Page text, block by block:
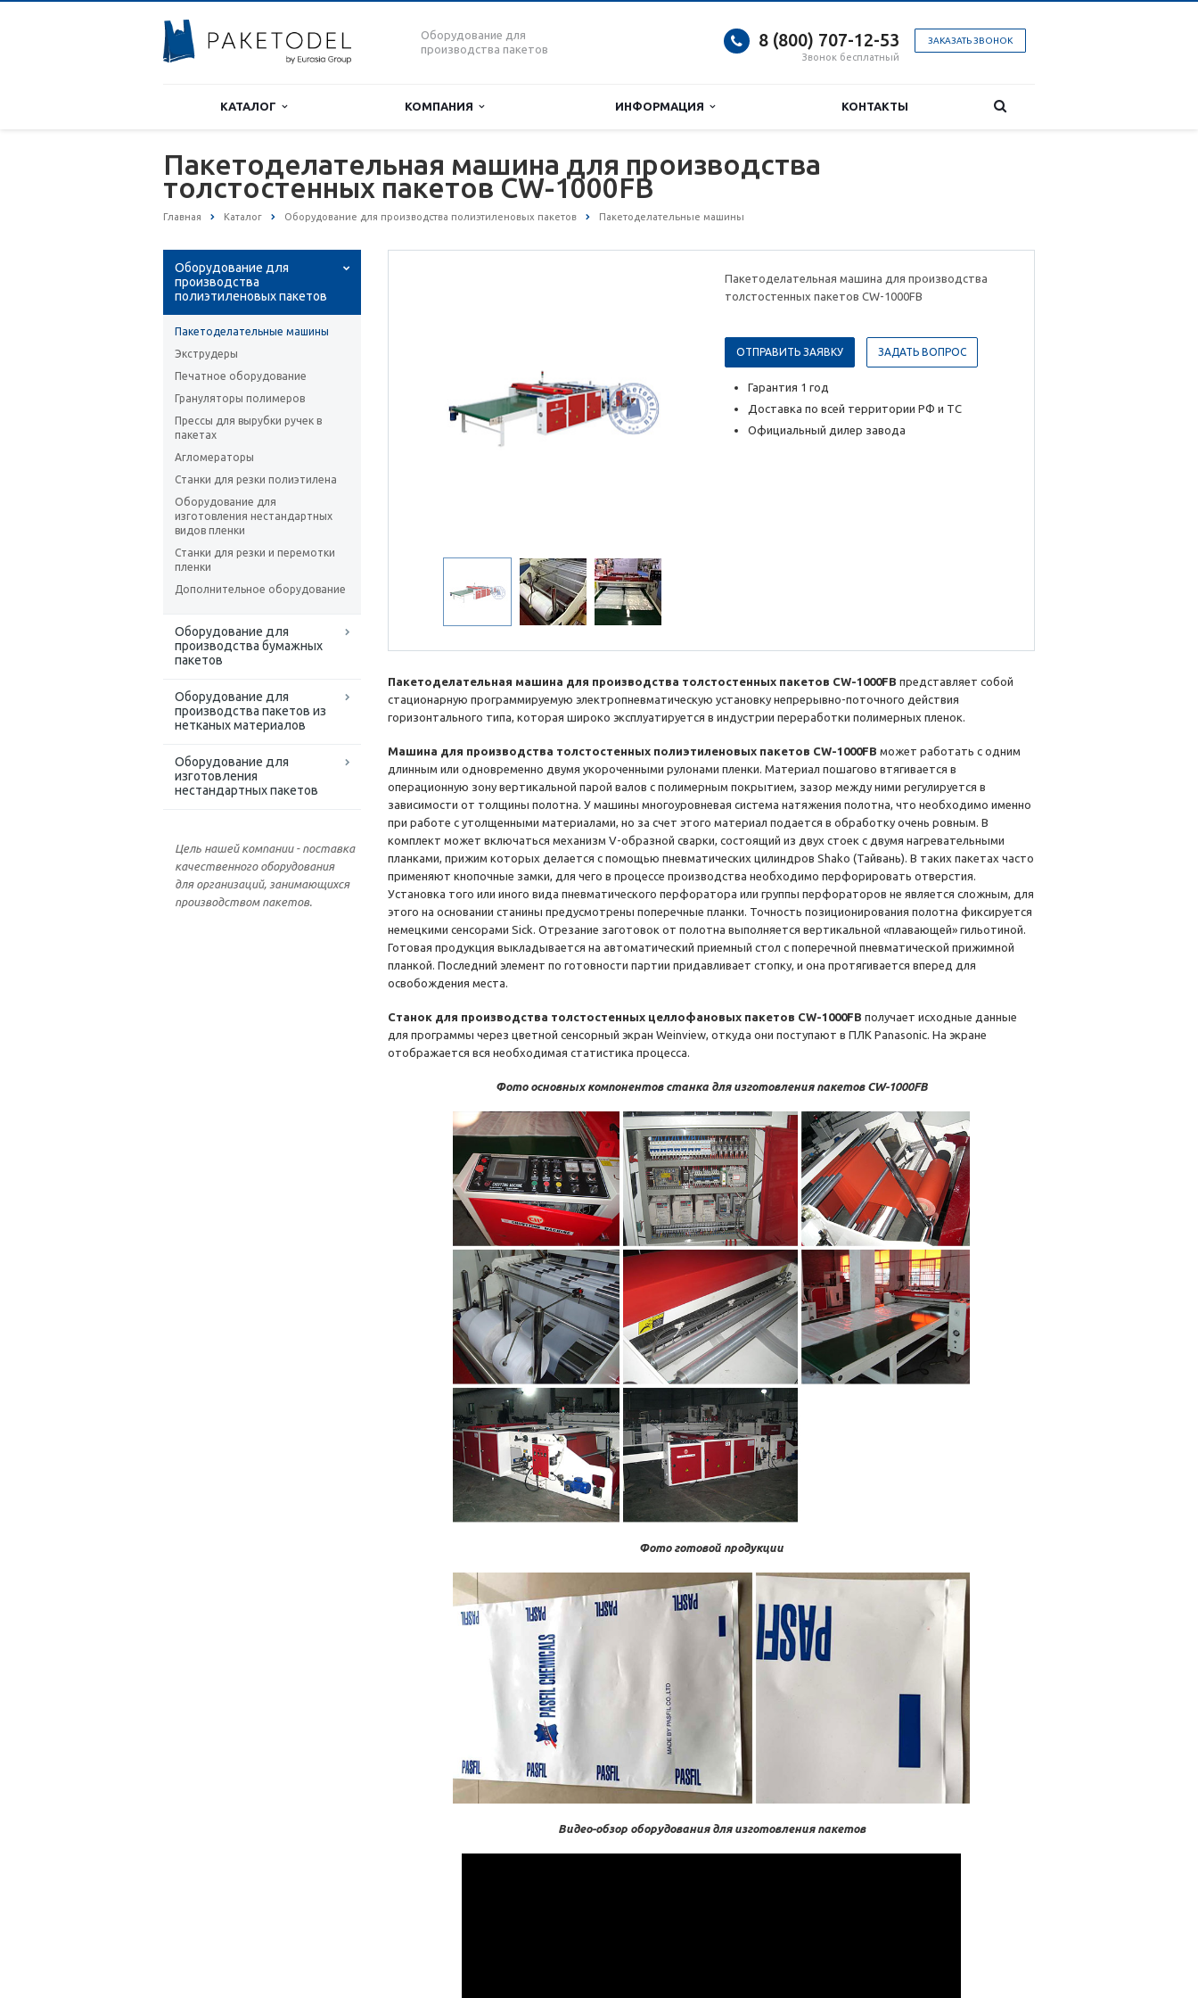
Оборудование для
производства пакетов
ЗАКАЗАТЬ ЗВОНОК
8 (800) 707-12-53
Звонок бесплатный
КАТАЛОГ КОМПАНИЯ ИНФОРМАЦИЯ КОНТАКТЫ
Пакетоделательная машина для производства
толстостенных пакетов CW-1000FB
Главная Каталог Оборудование для производства полиэтиленовых пакетов Пакетоделательные машины
Оборудование для
производства
полиэтиленовых пакетов
Пакетоделательные машины
Экструдеры
Печатное оборудование
Грануляторы полимеров
Прессы для вырубки ручек в
пакетах
Агломераторы
Станки для резки полиэтилена
Оборудование для
изготовления нестандартных
видов пленки
Станки для резки и перемотки
пленки
Дополнительное оборудование
Оборудование для
производства бумажных
пакетов
Оборудование для
производства пакетов из
нетканых материалов
Оборудование для
изготовления
нестандартных пакетов
Цель нашей компании - поставка
качественного оборудования
для организаций, занимающихся
производством пакетов.
Пакетоделательная машина для производства
толстостенных пакетов CW-1000FB
ОТПРАВИТЬ ЗАЯВКУ ЗАДАТЬ ВОПРОС
Гарантия 1 год
Доставка по всей территории РФ и ТС
Официальный дилер завода
Пакетоделательная машина для производства толстостенных пакетов CW-1000FB представляет собой
стационарную программируемую электропневматическую установку непрерывно-поточного действия
горизонтального типа, которая широко эксплуатируется в индустрии переработки полимерных пленок.
Машина для производства толстостенных полиэтиленовых пакетов CW-1000FB может работать с одним
длинным или одновременно двумя укороченными рулонами пленки. Материал пошагово втягивается в
операционную зону вертикальной парой валов с полимерным покрытием, зазор между ними регулируется в
зависимости от толщины полотна. У машины многоуровневая система натяжения полотна, что необходимо именно
при работе с утолщенными материалами, но за счет этого материал подается в обработку очень ровным. В
комплект может включаться механизм V-образной сварки, состоящий из двух стоек с двумя нагревательными
планками, прижим которых делается с помощью пневматических цилиндров Shako (Тайвань). В таких пакетах часто
применяют кнопочные замки, для чего в процессе производства необходимо перфорировать отверстия.
Установка того или иного вида пневматического перфоратора или группы перфораторов не является сложным, для
этого на основании станины предусмотрены поперечные планки. Точность позиционирования полотна фиксируется
немецкими сенсорами Sick. Отрезание заготовок от полотна выполняется вертикальной «плавающей» гильотиной.
Готовая продукция выкладывается на автоматический приемный стол с поперечной пневматической прижимной
планкой. Последний элемент по готовности партии придавливает стопку, и она протягивается вперед для
освобождения места.
Станок для производства толстостенных целлофановых пакетов CW-1000FB получает исходные данные
для программы через цветной сенсорный экран Weinview, откуда они поступают в ПЛК Panasonic. На экране
отображается вся необходимая статистика процесса.
Фото основных компонентов станка для изготовления пакетов CW-1000FB
Фото готовой продукции
Видео-обзор оборудования для изготовления пакетов